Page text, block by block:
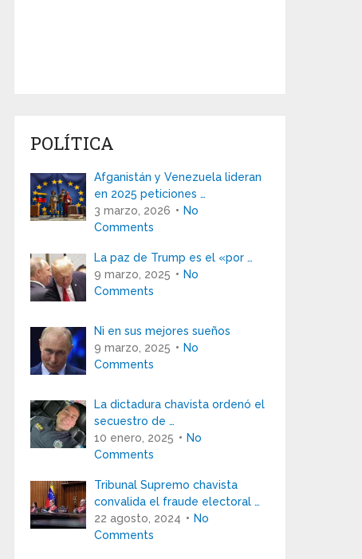
POLÍTICA
Afganistán y Venezuela lideran
en 2025 peticiones …
3 marzo, 2026
No
Comments
La paz de Trump es el «por …
9 marzo, 2025
No
Comments
Ni en sus mejores sueños
9 marzo, 2025
No
Comments
La dictadura chavista ordenó el
secuestro de …
10 enero, 2025
No
Comments
Tribunal Supremo chavista
convalida el fraude electoral …
22 agosto, 2024
No
Comments